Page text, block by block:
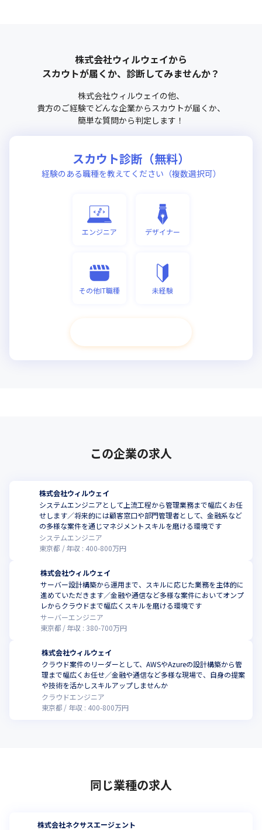
株式会社ウィルウェイから
スカウトが届くか、診断してみませんか？
株式会社ウィルウェイの他、
貴方のご経験でどんな企業からスカウトが届くか、
簡単な質問から判定します！
スカウト診断（無料）
経験のある職種を教えてください（複数選択可）
エンジニア デザイナー
その他IT職種 未経験
この企業の求人
株式会社ウィルウェイ
システムエンジニアとして上流工程から管理業務まで幅広くお任
せします／将来的には顧客窓口や部門管理者として、金融系など
の多様な案件を通じマネジメントスキルを磨ける環境です
システムエンジニア
東京都
年収 : 400-800万円
株式会社ウィルウェイ
サーバー設計構築から運用まで、スキルに応じた業務を主体的に
進めていただきます／金融や通信など多様な案件においてオンプ
レからクラウドまで幅広くスキルを磨ける環境です
サーバーエンジニア
東京都
年収 : 380-700万円
株式会社ウィルウェイ
クラウド案件のリーダーとして、AWSやAzureの設計構築から管
理まで幅広くお任せ／金融や通信など多様な現場で、自身の提案
や技術を活かしスキルアップしませんか
クラウドエンジニア
東京都
年収 : 400-800万円
同じ業種の求人
株式会社ネクサスエージェント